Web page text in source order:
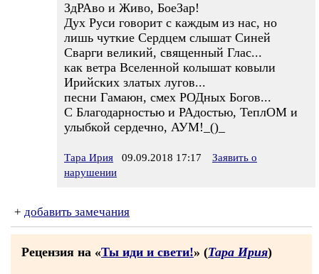
ЗдРАво и Живо, БоеЗар!
Дух Руси говорит с каждым из нас, но
лишь чуткие Сердцем слышат Синей
Сварги великий, священный Глас...
как ветра Вселенной колышат ковыли
Ирийских златых лугов...
песни Гамаюн, смех РОДных Богов...
С Благодарностью и РАдостью, ТеплОМ и
улыбкой сердечно, АУМ!_()_
Тара Ирия 09.09.2018 17:17
Заявить о
нарушении
+ добавить замечания
Рецензия на «Ты иди и свети!» (Тара Ирия)